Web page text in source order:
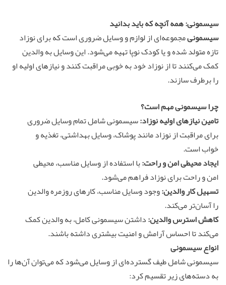
سیسمونی: همه آنچه که باید بدانید
سیسمونیمجموعه‌ای از لوازم و وسایل ضروری است که برای نوزاد
تازه متولد شده و یا کودک نوپا تهیه می‌شود. این وسایل به والدین
کمک می‌کنند تا از نوزاد خود به خوبی مراقبت کنند و نیازهای اولیه او
را برطرف سازند.
چرا سیسمونی مهم است؟
تامین نیازهای اولیه نوزاد:سیسمونی شامل تمام وسایل ضروری
برای مراقبت از نوزاد مانند پوشاک، وسایل بهداشتی، تغذیه و
خواب است.
ایجاد محیطی امن و راحت:با استفاده از وسایل مناسب، محیطی
امن و راحت برای نوزاد فراهم می‌شود.
تسهیل کار والدین:وجود وسایل مناسب، کارهای روزمره والدین
را آسان‌تر می‌کند.
کاهش استرس والدین:داشتن سیسمونی کامل، به والدین کمک
می‌کند تا احساس آرامش و امنیت بیشتری داشته باشند.
انواع سیسمونی
سیسمونی شامل طیف گسترده‌ای از وسایل می‌شود که می‌توان آن‌ها را
به دسته‌های زیر تقسیم کرد: